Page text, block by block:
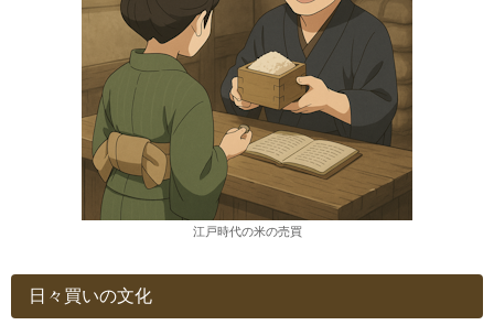
江戸時代の米の売買
日々買いの文化